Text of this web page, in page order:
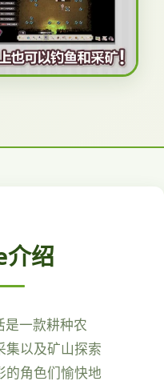
绍
是一款耕种农
集以及矿山探索
的角色们愉快地